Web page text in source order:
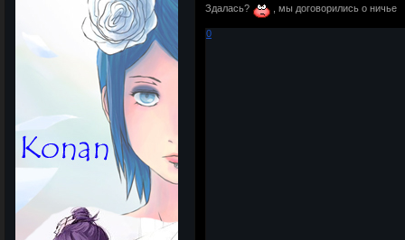
Здалась?
, мы договорились о ничье
0